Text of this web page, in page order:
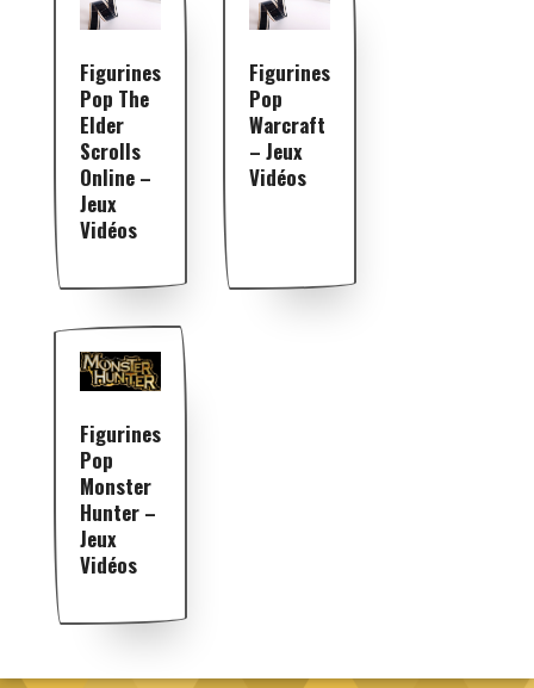
Figurines
Pop The
Elder
Scrolls
Online –
Jeux
Vidéos
Figurines
Pop
Warcraft
– Jeux
Vidéos
Figurines
Pop
Monster
Hunter –
Jeux
Vidéos